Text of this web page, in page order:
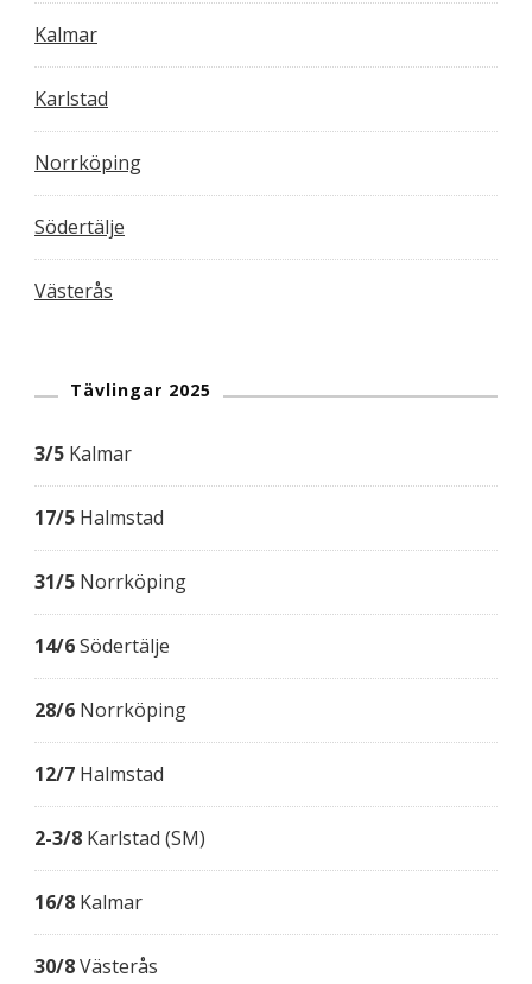
Kalmar
Karlstad
Norrköping
Södertälje
Västerås
Tävlingar 2025
3/5 Kalmar
17/5 Halmstad
31/5 Norrköping
14/6Södertälje
28/6 Norrköping
12/7 Halmstad
2-3/8 Karlstad (SM)
16/8 Kalmar
30/8Västerås